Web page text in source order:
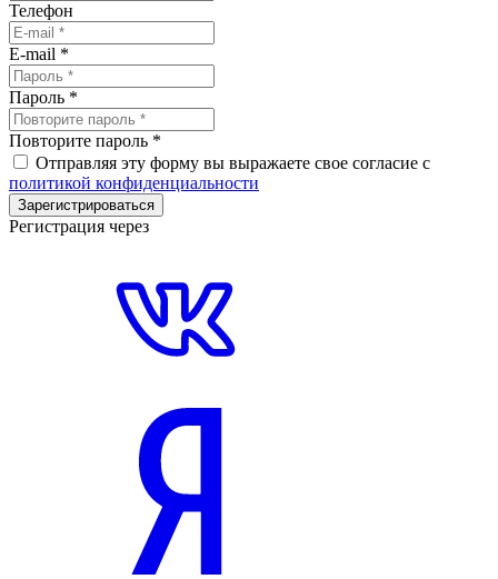
Телефон
E-mail *
Пароль *
Повторите пароль *
Отправляя эту форму вы выражаете свое согласие с
политикой конфиденциальности
Зарегистрироваться
Регистрация через